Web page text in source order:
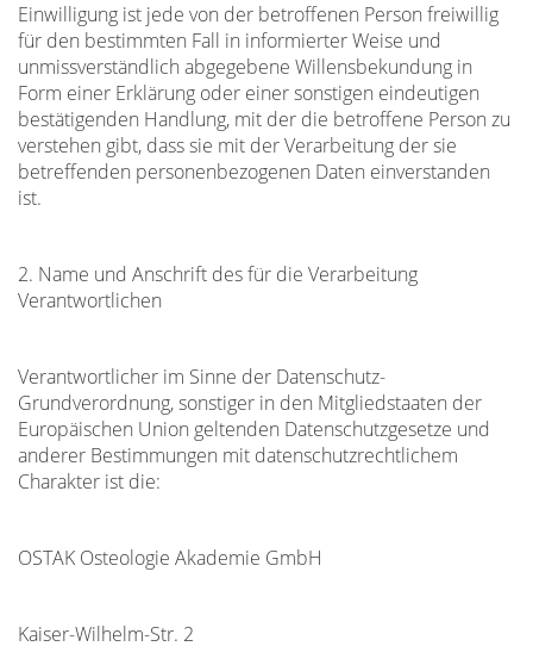
Einwilligung ist jede von der betroffenen Person freiwillig
für den bestimmten Fall in informierter Weise und
unmissverständlich abgegebene Willensbekundung in
Form einer Erklärung oder einer sonstigen eindeutigen
bestätigenden Handlung, mit der die betroffene Person zu
verstehen gibt, dass sie mit der Verarbeitung der sie
betreffenden personenbezogenen Daten einverstanden
ist.
2. Name und Anschrift des für die Verarbeitung
Verantwortlichen
Verantwortlicher im Sinne der Datenschutz-
Grundverordnung, sonstiger in den Mitgliedstaaten der
Europäischen Union geltenden Datenschutzgesetze und
anderer Bestimmungen mit datenschutzrechtlichem
Charakter ist die:
OSTAK Osteologie Akademie GmbH
Kaiser-Wilhelm-Str. 2